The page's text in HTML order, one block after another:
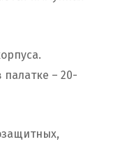
– 20-